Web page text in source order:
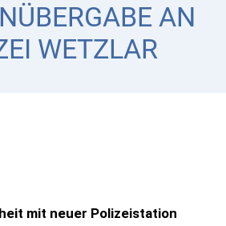
opens
in
new
AN
WETZLAR
mit neuer Polizeistation